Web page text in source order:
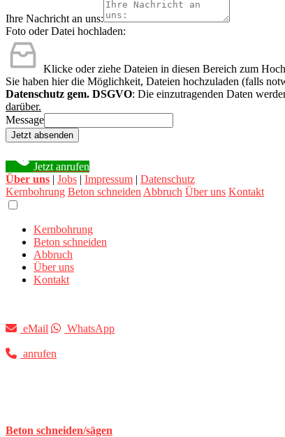
Ihre Nachricht an uns:
Foto oder Datei hochladen:
Klicke oder ziehe Dateien in diesen Bereich zum
Sie haben hier die Möglichkeit, Dateien hochzuladen (falls
Datenschutz gem. DSGVO: Die einzutragenden Daten
darüber.
Message
Jetzt absenden
Jetzt anrufen
Über uns | Jobs | Impressum | Datenschutz
Kernbohrung Beton schneiden Abbruch Über uns Kontakt
Kernbohrung
Beton schneiden
Abbruch
Über uns
Kontakt
eMail WhatsApp
anrufen
Beton schneiden/sägen